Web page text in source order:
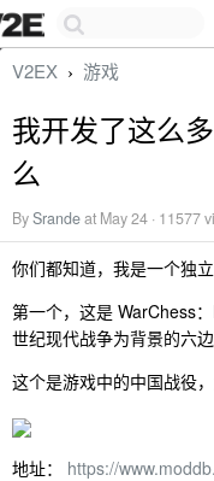
V2EX › 游戏
我开发了这么
么
BySrandeat May 24 · 11577
你们都知道，我是一个独
第一个，这是 WarChess
世纪现代战争为背景的六
这个是游戏中的中国战役
地址： https://